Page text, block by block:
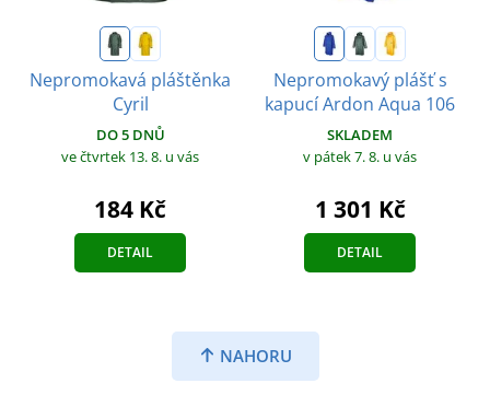
Nepromokavá pláštěnka
Cyril
DO 5 DNŮ
ve čtvrtek 13. 8. u vás
184 Kč
DETAIL
Nepromokavý plášť s
kapucí Ardon Aqua 106
SKLADEM
v pátek 7. 8. u vás
1 301 Kč
DETAIL
NAHORU